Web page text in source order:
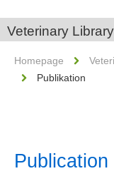
Veterinary Library
Homepage
Publikation